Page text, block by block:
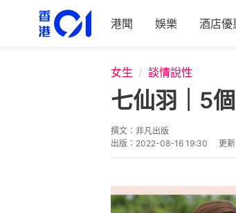
港聞 娛樂 酒店優
女生 談情說性
七仙羽｜5
撰文： 非凡出版
出版： 2022-08-16 19:30 更新